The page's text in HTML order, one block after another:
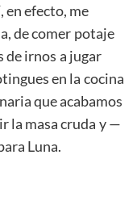
en efecto, me
de comer potaje
de irnos a jugar
en la cocina
que acabamos
la masa cruda y —
Luna.